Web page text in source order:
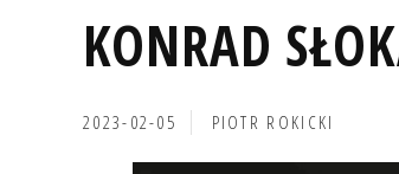
KONRAD
2023-02-05 PIOTR ROKICKI